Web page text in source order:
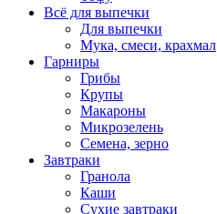
Всё для выпечки
Для выпечки
Мука, смеси, крахмал
Гарниры
Грибы
Крупы
Макароны
Микрозелень
Семена, зерно
Завтраки
Гранола
Каши
Сухие завтраки